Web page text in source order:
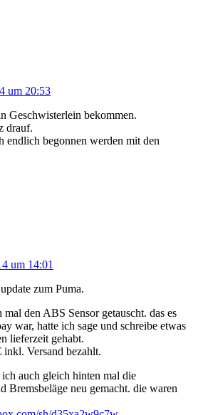
um 20:53
Geschwisterlein bekommen.
drauf.
endlich begonnen werden mit den
um 14:01
zum Puma.
mal den ABS Sensor getauscht. das es
war, hatte ich sage und schreibe etwas
lieferzeit gehabt.
inkl. Versand bezahlt.
auch gleich hinten mal die
Bremsbeläge neu gemacht. die waren